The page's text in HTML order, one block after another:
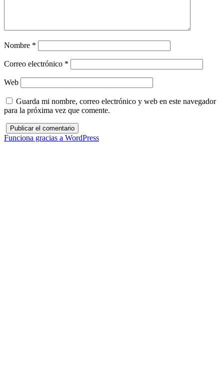
Nombre *
Correo electrónico *
Web
Guarda mi nombre, correo electrónico y web en este navegador
para la próxima vez que comente.
Funciona gracias a WordPress